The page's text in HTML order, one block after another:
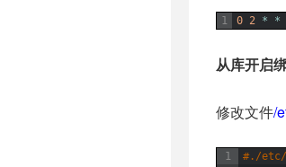
1 0 2 * *
从库开启
修改文件/
1
#./